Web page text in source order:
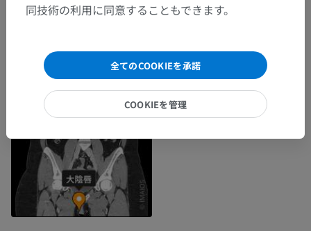
同技術の利用に同意することもできます。
全てのCOOKIEを承諾
COOKIEを管理